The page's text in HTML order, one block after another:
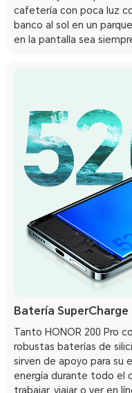
cafetería con poca luz
banco al sol en un
en la pantalla sea
Batería
Tanto HONOR 200 Pro
robustas baterías de
sirven de apoyo para su
energía durante todo el
trabajar, viajar o ver en